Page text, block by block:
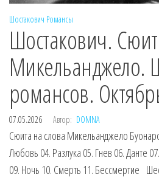
Шостакович Романсы
Шостакович.
Микельанджело.
романсов.
07.05.2026 Автор: DOMNA
Сюита на слова Микельанджело
Любовь 04. Разлука 05. Гнев 06. Данте
09. Ночь 10. Смерть 11. Бессмертие